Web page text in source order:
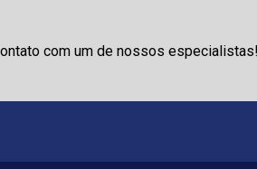
com um de nossos especialistas!